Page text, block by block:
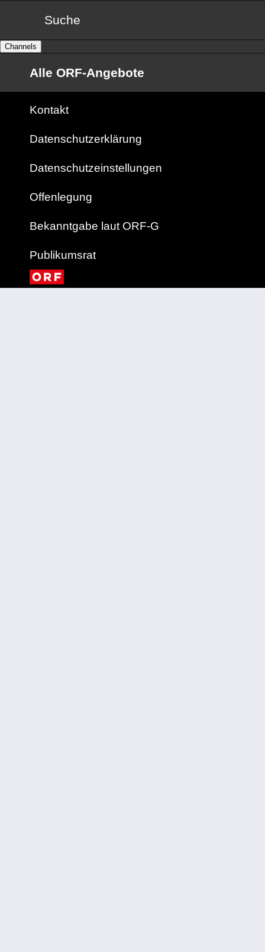
Suche
Channels
Alle ORF-Angebote
Kontakt
Datenschutzerklärung
Datenschutzeinstellungen
Offenlegung
Bekanntgabe laut ORF-G
Publikumsrat